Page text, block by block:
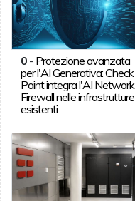
0- Protezione avanzata
per l'AI Generativa: Check
Point integra l'AI Network
Firewall nelle infrastrutture
esistenti